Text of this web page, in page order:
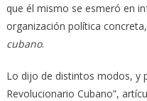
que él mismo se esmeró en
organización política
cubano.
Lo dijo de distintos modos, y
Revolucionario Cubano”,